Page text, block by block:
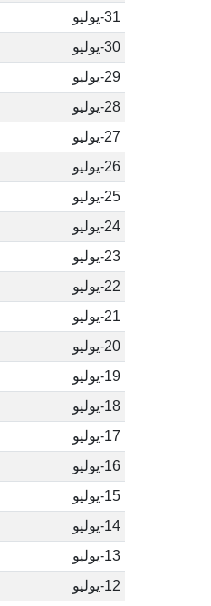
31-يوليو
30-يوليو
29-يوليو
28-يوليو
27-يوليو
26-يوليو
25-يوليو
24-يوليو
23-يوليو
22-يوليو
21-يوليو
20-يوليو
19-يوليو
18-يوليو
17-يوليو
16-يوليو
15-يوليو
14-يوليو
13-يوليو
12-يوليو